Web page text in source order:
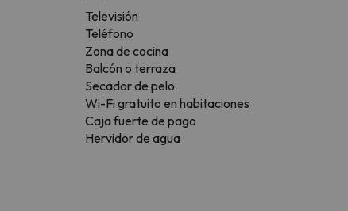
Televisión
Teléfono
Zona de cocina
Balcón o terraza
Secador de pelo
Wi-Fi gratuito en habitaciones
Caja fuerte de pago
Hervidor de agua